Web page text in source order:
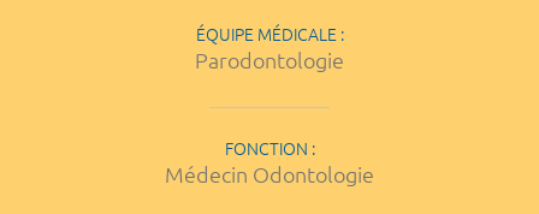
ÉQUIPE MÉDICALE :
Parodontologie
FONCTION :
Médecin Odontologie